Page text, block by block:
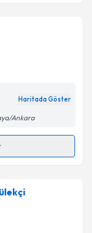
talebi
için bir
Aydınlatma
belirtilen
Haritada Göster
Ankara
takvimi talebi
için bir